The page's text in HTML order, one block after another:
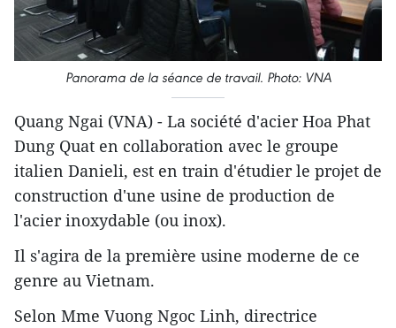
Panorama de la séance de travail. Photo: VNA
Quang Ngai (VNA) - La société d'acier Hoa Phat
Dung Quat en collaboration avec le groupe
italien Danieli, est en train d'étudier le projet de
construction d'une usine de production de
l'acier inoxydable (ou inox).
Il s'agira de la première usine moderne de ce
genre au Vietnam.
Selon Mme Vuong Ngoc Linh, directrice